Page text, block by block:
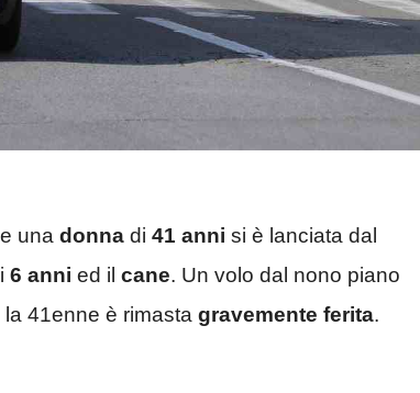
una donna di 41 anni si è lanciata dal
6 anni ed il cane. Un volo dal nono piano
41enne è rimasta gravemente ferita.